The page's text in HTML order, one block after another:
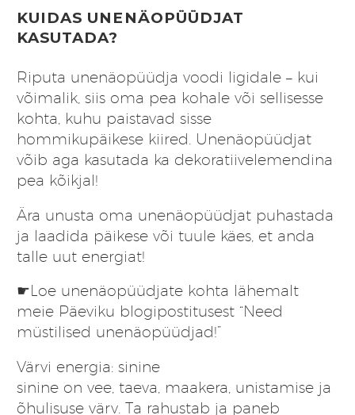
KUIDAS UNENÄOPÜÜDJAT
KASUTADA?
Riputa unenäopüüdja voodi ligidale – kui
võimalik, siis oma pea kohale või sellisesse
kohta, kuhu paistavad sisse
hommikupäikese kiired. Unenäopüüdjat
võib aga kasutada ka dekoratiivelemendina
pea kõikjal!
Ära unusta oma unenäopüüdjat puhastada
ja laadida päikese või tuule käes, et anda
talle uut energiat!
☛Loe unenäopüüdjate kohta lähemalt
meie Päeviku blogipostitusest “Need
müstilised unenäopüüdjad!”
Värvi energia: sinine
sinine on vee, taeva, maakera, unistamise ja
õhulisuse värv. Ta rahustab ja paneb